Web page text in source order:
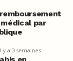
par
y a 3 semaines
en